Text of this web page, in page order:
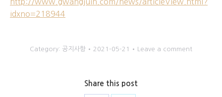
idxno=218944
Category: 공지사항 2021-05-21 Leave a comment
Share this post